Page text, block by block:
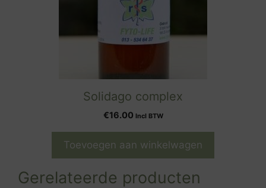
Solidago complex
€16.00 Incl BTW
Toevoegen aan winkelwagen
Gerelateerde producten